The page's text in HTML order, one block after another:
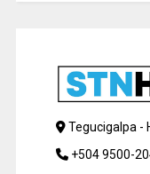
Tegucigalpa -
+504 9500-